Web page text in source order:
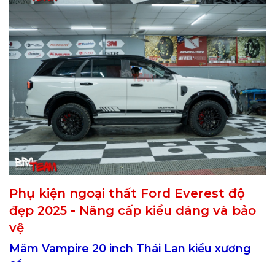
Phụ kiện ngoại thất Ford Everest độ
đẹp 2025 - Nâng cấp kiểu dáng và bảo
vệ
Mâm Vampire 20 inch Thái Lan kiểu xương